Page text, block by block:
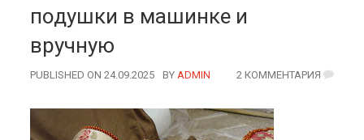
подушки в машинке и
вручную
PUBLISHED ON 24.09.2025 BY AUTHOR
ADMIN 2 КОММЕНТАРИЯ